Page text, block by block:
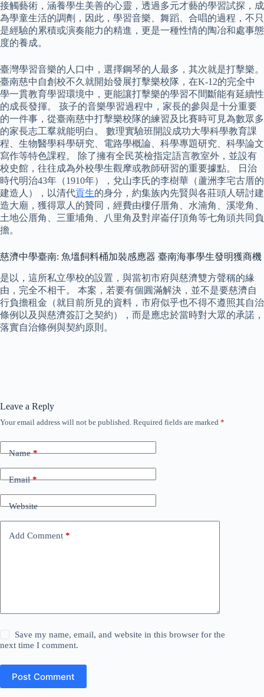
接觸藝術，涵養學生美善的心靈，透過多元才藝的學習試探，成
為學童生活的調劑，因此，學習音樂、舞蹈、合唱的過程，不只
是經驗的累積或演奏能力的精進，更是一種性情的陶冶和處事態
度的養成。
臺灣學習音樂的人口中，選擇鋼琴的人最多，其次就是打擊樂。
臺南慈中自創校不久就開始發展打擊樂校隊，在K-12的完全中
學一貫教育學習環境中，更能讓打擊樂的學習不間斷能有延續性
的成長發揮。 孩子的音樂學習過程中，家長的參與是十分重要
的一件事，從臺南慈中打擊樂校隊的練習及比賽時可見為數眾多
的家長志工羣就能明白。 數理實驗班開設成功大學科學教育課
程、生物醫學科學研究、電路學概論、科學專題研究、科學論文
寫作等特色課程。 除了擁有全民英檢指定語言教室外，並設有
校史館，往往成為外校學生觀摩或教師研習的重要據點。 日治
時代明治43年（1910年），兌山李氏的李樹華（蘆洲李宅古厝的
建造人），以清代貢生的身分，約集族內先賢與各莊頭人研討建
造大廟，獲得眾人的贊同，經費由樓仔厝角、水湳角、溪墘角、
土地公厝角、三重埔角、八里角及對岸崙仔頂角等七角頭共同負
擔。
慈濟中學臺南: 魚塭飼料桶加裝感應器 臺南海事學生發明獲商機
是以，這所私立學校的設置，與當初市府與慈濟雙方聲稱的緣
由，完全不相干。 本案，若要有個圓滿解決，並不是要慈濟自
行負擔租金（就目前所見的資料，市府似乎也不得不遵照其自治
條例以及與慈濟簽訂之契約），而是應忠於當時對大眾的承諾，
落實自治條例與契約原則。
Leave a Reply
Your email address will not be published. Required fields are marked *
Name*
Email*
Website
Add Comment *
Save my name, email, and website in this browser for the
next time I comment.
Post Comment